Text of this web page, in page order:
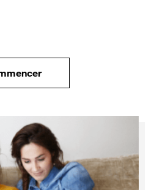
le tuto pour Commencer avec